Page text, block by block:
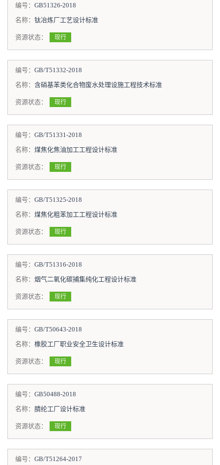
编号： GB51326-2018
名称： 钛冶炼厂工艺设计标准
资源状态： 现行
编号： GB/T51332-2018
名称： 含硝基苯类化合物废水处理设施工程技术标准
资源状态： 现行
编号： GB/T51331-2018
名称： 煤焦化焦油加工工程设计标准
资源状态： 现行
编号： GB/T51325-2018
名称： 煤焦化粗苯加工工程设计标准
资源状态： 现行
编号： GB/T51316-2018
名称： 烟气二氧化碳捕集纯化工程设计标准
资源状态： 现行
编号： GB/T50643-2018
名称： 橡胶工厂职业安全卫生设计标准
资源状态： 现行
编号： GB50488-2018
名称： 腈纶工厂设计标准
资源状态： 现行
编号： GB/T51264-2017